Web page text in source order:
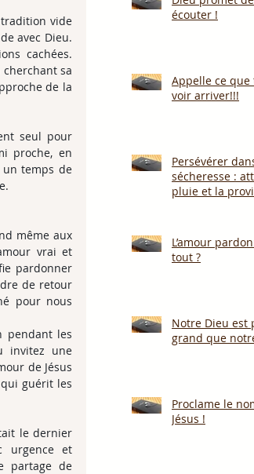
tradition vide
avec Dieu.
cachées.
sa
de la
seul pour
proche, en
temps de
même aux
vrai et
pardonner
de retour
pour nous
pendant les
invitez une
de Jésus
guérit les
le dernier
urgence et
partage de
écouter !
Appelle ce que
voir arriver!!!
Persévérer
sécheresse :
pluie et la
L’amour
tout ?
Notre Dieu est
grand que
Proclame le
Jésus !